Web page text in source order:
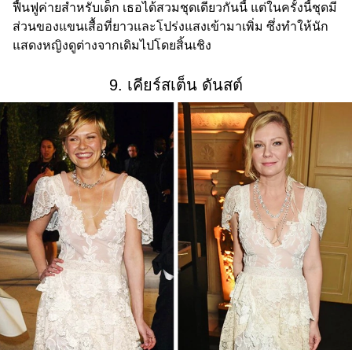
ฟื้นฟูค่ายสำหรับเด็ก เธอได้สวมชุดเดียวกันนี้ แต่ในครั้งนี้ชุดมี
ส่วนของแขนเสื้อที่ยาวและโปร่งแสงเข้ามาเพิ่ม ซึ่งทำให้นัก
แสดงหญิงดูต่างจากเดิมไปโดยสิ้นเชิง
9. เคียร์สเต็น ดันสต์